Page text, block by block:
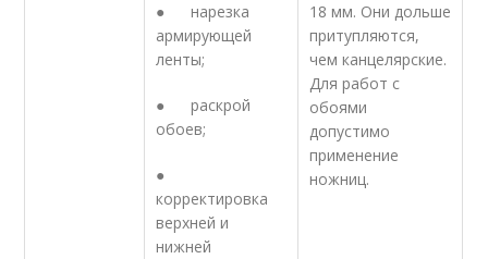
● нарезка
армирующей
ленты;
● раскрой
обоев;
●
корректировка
верхней и
нижней
18 мм. Они дольше
притупляются,
чем канцелярские.
Для работ с
обоями
допустимо
применение
ножниц.